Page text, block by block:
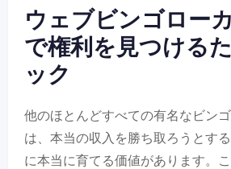
ウェブビンゴロー
で権利を見つける
ック
他のほとんどすべての有名なビン
は、本当の収入を勝ち取ろうとす
に本当に育てる価値があります。